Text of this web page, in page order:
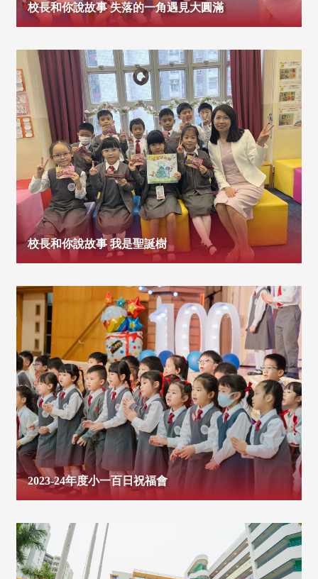
校長和你說故事 失落的一角遇見大圓滿
校長和你說故事 我是聖誕樹
2023-24年度小一百日祝福會